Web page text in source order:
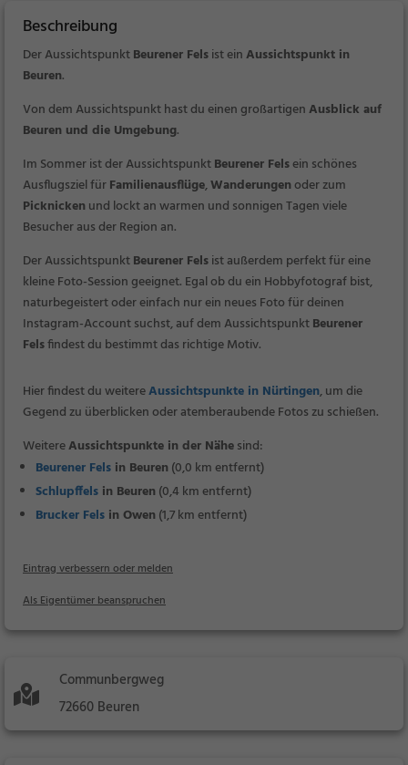
Beschreibung
Der AussichtspunktBeurener Felsist einAussichtspunkt in
Beuren.
Von dem Aussichtspunkt hast du einen großartigenAusblick auf
Beuren und die Umgebung.
Im Sommer ist der AussichtspunktBeurener Felsein schönes
Ausflugsziel fürFamilienausflüge,Wanderungenoder zum
Picknicken und lockt an warmen und sonnigen Tagen viele
Besucher aus der Region an.
Der AussichtspunktBeurener Felsist außerdem perfekt für eine
kleine Foto-Session geeignet. Egal ob du ein Hobbyfotograf bist,
naturbegeistert oder einfach nur ein neues Foto für deinen
Instagram-Account suchst, auf dem AussichtspunktBeurener
Felsfindest du bestimmt das richtige Motiv.
Hier findest du weitereAussichtspunkte in Nürtingen, um die
Gegend zu überblicken oder atemberaubende Fotos zu schießen.
WeitereAussichtspunkte in der Nähesind:
Beurener Fels in Beuren (0,0 km entfernt)
Schlupffels in Beuren (0,4 km entfernt)
Brucker Fels in Owen (1,7 km entfernt)
Eintrag verbessern oder melden
Als Eigentümer beanspruchen
Communbergweg
72660 Beuren